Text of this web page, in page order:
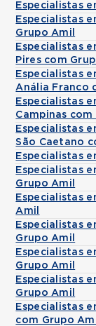
Especialistas
Especialistas
Grupo Amil
Especialistas
Pires com
Especialistas
Anália Franco
Especialistas
Campinas com
Especialistas
São Caetano
Especialistas
Especialistas
Grupo Amil
Especialistas
Amil
Especialistas
Grupo Amil
Especialistas
Grupo Amil
Especialistas
Grupo Amil
Especialistas
com Grupo